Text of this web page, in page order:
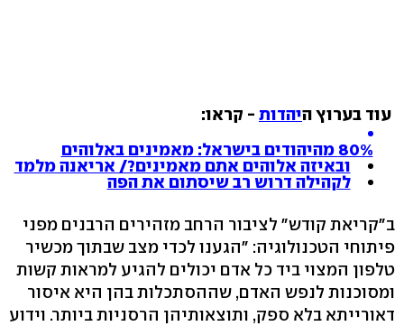
עוד בערוץ היהדות - קראו:
80% מהיהודים בישראל: מאמינים באלוהים
ובאיזה אלוהים אתם מאמינים?/ אריאנה מלמד
לקהילה דרוש רב שיסתום את הפה
ב"קריאת קודש" לציבור הרחב מזהירים הרבנים מפני
פיתוחי הטכנולוגיה: "הגענו לכדי מצב שבתוך מכשיר
טלפון המצוי ביד כל אדם יכולים להגיע למראות קשות
ומסוכנות לנפש האדם, שההסתכלות בהן היא איסור
דאורייתא בלא ספק, ותוצאותיהן הרסניות ביותר. וידוע